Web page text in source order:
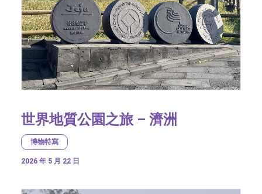
世界地質公園之旅 – 濟洲
博物特寫
2026 年 5 月 22 日